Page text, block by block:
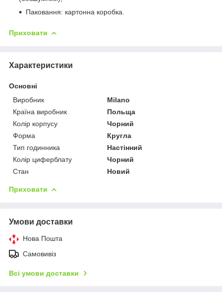
Паковання: картонна коробка.
Приховати
Характеристики
Основні
Виробник
Milano
Країна виробник
Польща
Колір корпусу
Чорний
Форма
Кругла
Тип годинника
Настінний
Колір циферблату
Чорний
Стан
Новий
Приховати
Умови доставки
Нова Пошта
Самовивіз
Всі умови доставки